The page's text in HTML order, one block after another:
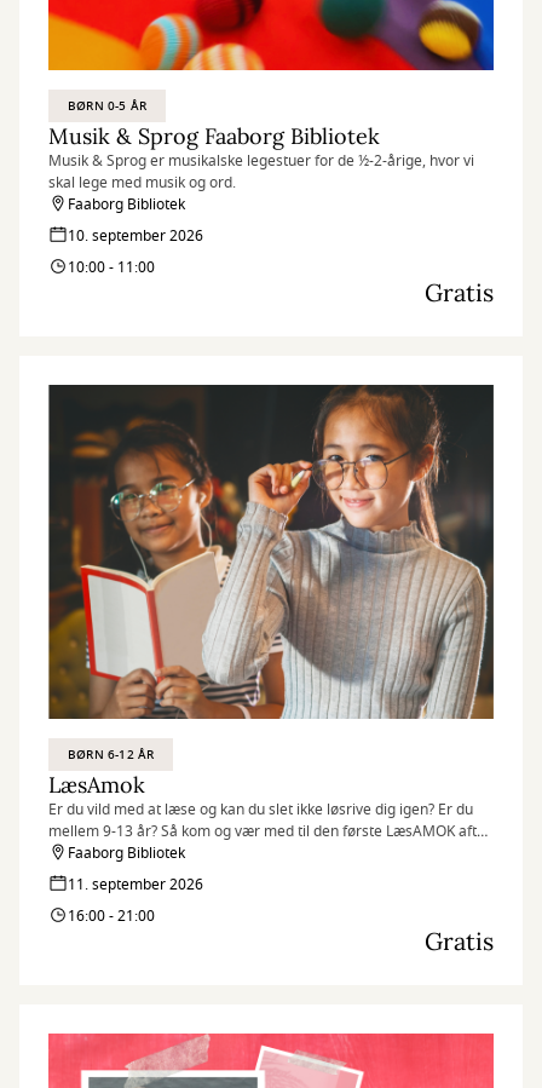
BØRN 0-5 ÅR
Musik & Sprog Faaborg Bibliotek
Musik & Sprog er musikalske legestuer for de ½-2-årige, hvor vi
skal lege med musik og ord.
Faaborg Bibliotek
10. september 2026
10:00 - 11:00
Gratis
BØRN 6-12 ÅR
LæsAmok
Er du vild med at læse og kan du slet ikke løsrive dig igen? Er du
mellem 9-13 år? Så kom og vær med til den første LæsAMOK aften
på Faaborg Bibliotek
Faaborg Bibliotek
11. september 2026
16:00 - 21:00
Gratis